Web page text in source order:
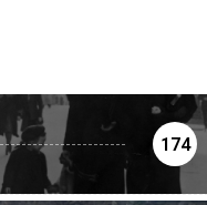
174